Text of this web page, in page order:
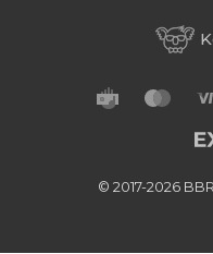
© 2017-2026